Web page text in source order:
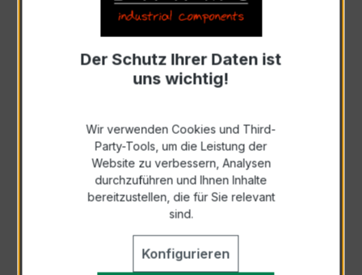
Auswahl zurücksetzen
Anfrage schriftlich
Als PDF exportieren
Der Schutz Ihrer Daten ist
uns wichtig!
Wir verwenden Cookies und Third-
Party-Tools, um die Leistung der
Website zu verbessern, Analysen
durchzuführen und Ihnen Inhalte
bereitzustellen, die für Sie relevant
sind.
Konfigurieren